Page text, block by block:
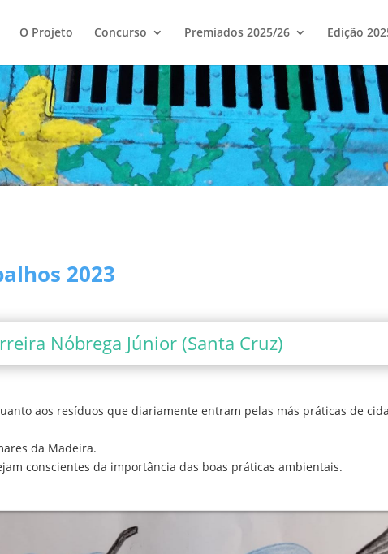
O Projeto Concurso Premiados 2025/26 Edição
2023
Nóbrega Júnior (Santa Cruz)
aos resíduos que diariamente entram pelas más práticas de
da Madeira.
conscientes da importância das boas práticas ambientais.